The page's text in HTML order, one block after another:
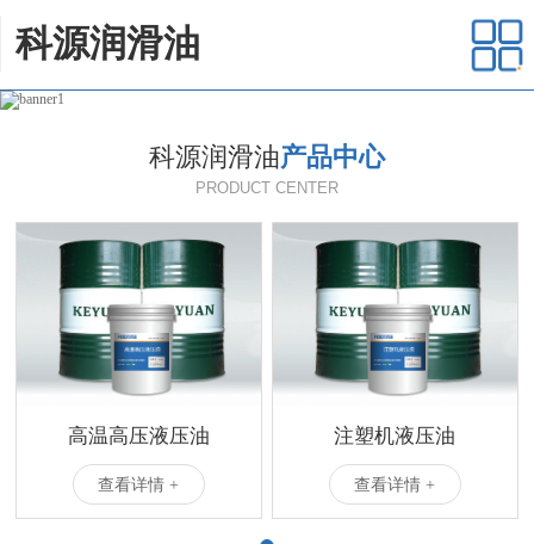
科源润滑油
科源润滑油产品中心
PRODUCT CENTER
高温高压液压油
查看详情 +
注塑机液压油
查看详情 +